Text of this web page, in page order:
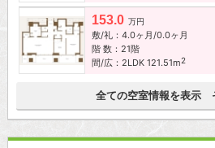
153.0 万円
敷/礼：4.0ヶ月/0.0ヶ月
階 数：21階
間/広：2LDK 121.51m2
全ての空室情報を表示